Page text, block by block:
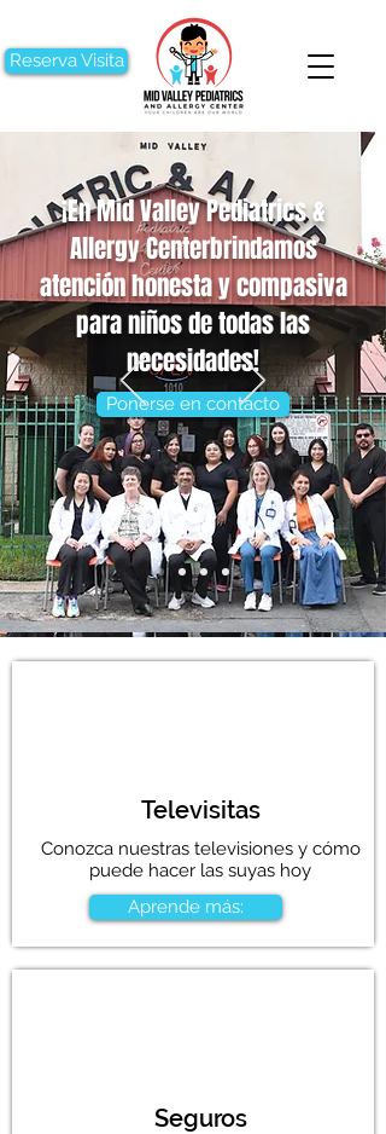
Reserva Visita
¡En Mid Valley Pediatrics &
Allergy Centerbrindamos
atención honesta y compasiva
para niños de todas las
necesidades!
Ponerse en contacto
Televisitas
Conozca nuestras televisiones y cómo
puede hacer las suyas hoy
Aprende más:
Seguros